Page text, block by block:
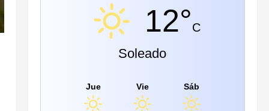
12°C
Soleado
Jue Vie Sáb